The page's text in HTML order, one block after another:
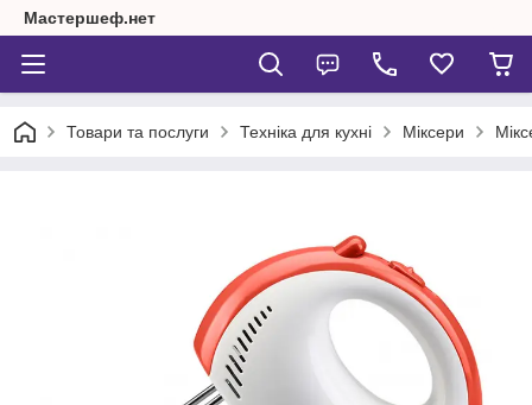
Мастершеф.нет
Товари та послуги Техніка для кухні Міксери